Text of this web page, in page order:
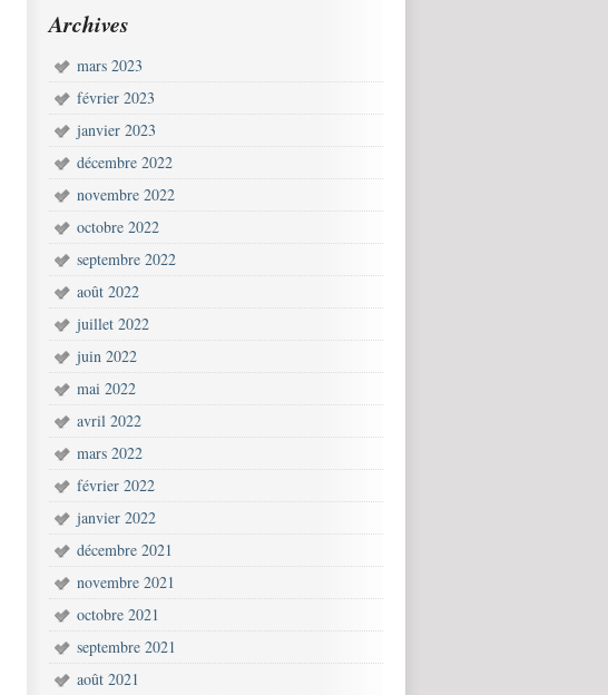
Archives
mars 2023
février 2023
janvier 2023
décembre 2022
novembre 2022
octobre 2022
septembre 2022
août 2022
juillet 2022
juin 2022
mai 2022
avril 2022
mars 2022
février 2022
janvier 2022
décembre 2021
novembre 2021
octobre 2021
septembre 2021
août 2021